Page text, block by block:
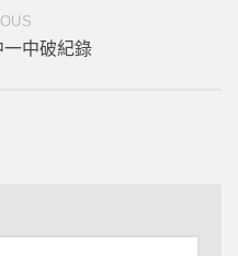
一中破紀錄